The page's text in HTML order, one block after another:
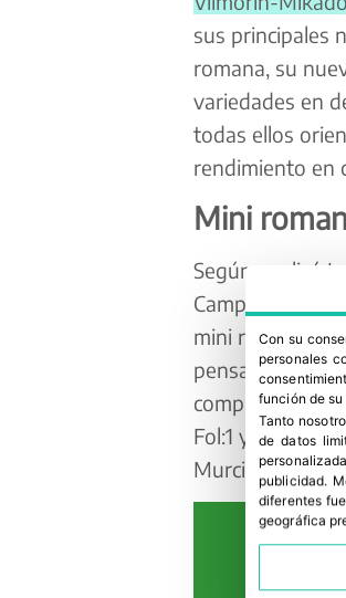
sus principales
romana, su
variedades en
todas ellos
rendimiento en
Mini
Según explicó
Campo de
mini romana en
pensadas para
completa a
Fol:1 y Fol:4,
Murcia y
Con su
personales
función de
Tanto
de datos
personalizada
publicidad.
diferentes
geográfica